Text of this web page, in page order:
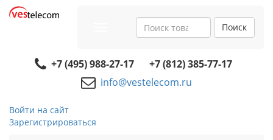
navigation
Поиск
+7 (495) 988-27-17
+7 (812) 385-77-17
info@vestelecom.ru
Войти на сайт
Зарегистрироваться